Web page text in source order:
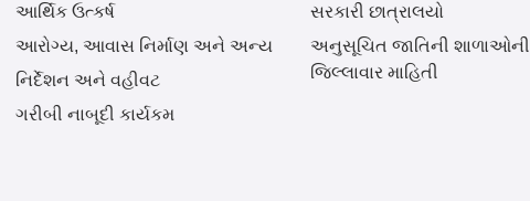
આર્થિક ઉત્કર્ષ
આરોગ્ય, આવાસ નિર્માણ અને અન્ય
નિર્દેશન અને વહીવટ
ગરીબી નાબૂદી કાર્યકમ
સરકારી છાત્રાલયો
અનુસૂચિત જાતિની શાળાઓની
જિલ્લાવાર માહિતી